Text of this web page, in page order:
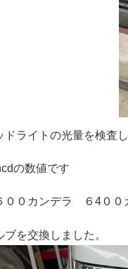
ドライトの光量を検査
の数値です
００カンデラ ６4００
ブを交換しました。